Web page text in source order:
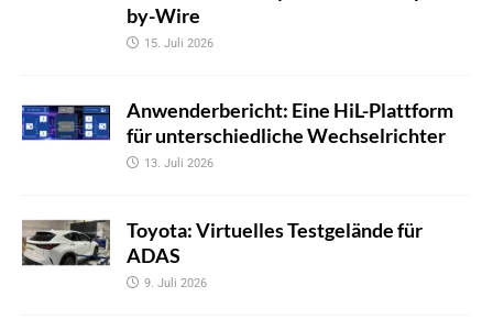
by-Wire
15. Juli 2026
Anwenderbericht: Eine HiL-Plattform
für unterschiedliche Wechselrichter
13. Juli 2026
Toyota: Virtuelles Testgelände für
ADAS
9. Juli 2026